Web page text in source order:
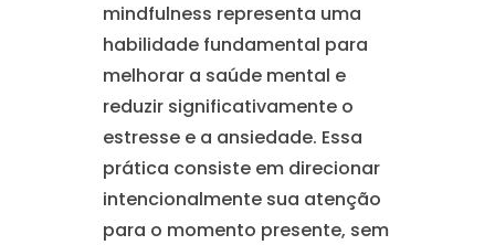
mindfulness representa uma
habilidade fundamental para
melhorar a saúde mental e
reduzir significativamente o
estresse e a ansiedade. Essa
prática consiste em direcionar
intencionalmente sua atenção
para o momento presente, sem